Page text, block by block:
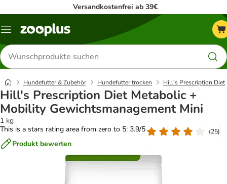
Versandkostenfrei ab 39€
Menü
Produkte
suchen
Hundefutter & Zubehör Hundefutter trocken Hill's Prescription Diet
Hill's Prescription Diet Metabolic +
Mobility Gewichtsmanagement Mini
1 kg
This is a stars rating area from zero to 5: 3.9/5
(25)
Produkt bewerten